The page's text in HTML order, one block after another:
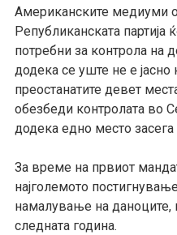
Американските медиуми
Републиканската партија
потребни за контрола на
додека се уште не е јасно
преостанатите девет
обезбеди контролата во
додека едно место
За време на првиот
најголемото
намалување на даноците,
следната година.